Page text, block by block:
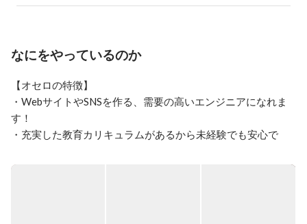
なにをやっているのか
【オセロの特徴】
・WebサイトやSNSを作る、需要の高いエンジニアになれま
す！
・充実した教育カリキュラムがあるから未経験でも安心で
・お仕事をレベルアップさせれば大幅な年収アップが見込め